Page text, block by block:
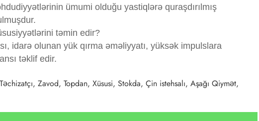
ümumi olduğu yastiqlərə quraşdırılmış
təmin edir?
idarə olunan yük qırma əməliyyatı, yüksək impulslara
təklif edir.
Zavod, Topdan, Xüsusi, Stokda, Çin istehsalı, Aşağı Qiymət,